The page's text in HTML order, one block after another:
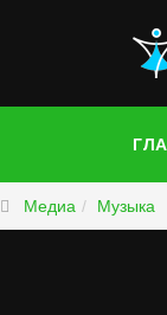
Медиа Музыка